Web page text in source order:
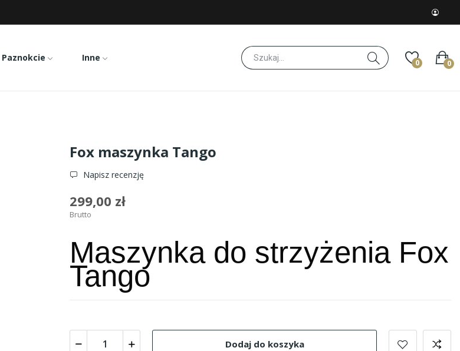
Paznokcie Inne 0 0
Fox maszynka Tango
Napisz recenzję
299,00 zł
Brutto
Maszynka do strzyżenia Fox
Tango
Dodaj do koszyka